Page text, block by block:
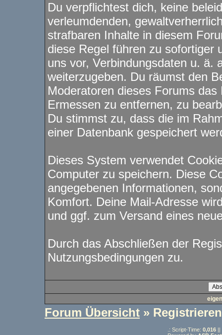
Du verpflichtest dich, keine
verleumdenden,
strafbaren Inhalte in diesem
diese Regel führen zu sofortiger
uns vor, Verbindungsdaten u. ä.
weiterzugeben. Du räumst den
Moderatoren dieses Forums
Ermessen zu entfernen, zu
Du stimmst zu, dass die im
einer Datenbank gespeichert
Dieses System verwendet
Computer zu speichern. Diese
angegebenen Informationen,
Komfort. Deine Mail-Adresse
und ggf. zum Versand eines
Durch das Abschließen der
Nutzungsbedingungen zu.
Forum Übersicht » Registrieren
.: Script-Time: 0,016 ||